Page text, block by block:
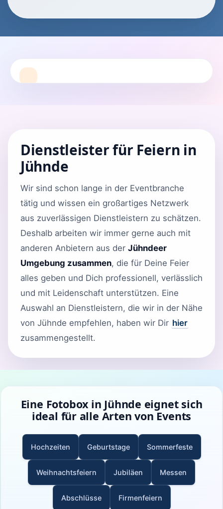
Dienstleister für Feiern in
Jühnde
Wir sind schon lange in der Eventbranche
tätig und wissen ein großartiges Netzwerk
aus zuverlässigen Dienstleistern zu schätzen.
Deshalb arbeiten wir immer gerne auch mit
anderen Anbietern aus der Jühndeer
Umgebung zusammen, die für Deine Feier
alles geben und Dich professionell, verlässlich
und mit Leidenschaft unterstützen. Eine
Auswahl an Dienstleistern, die wir in der Nähe
von Jühnde empfehlen, haben wir Dir hier
zusammengestellt.
Eine Fotobox in Jühnde eignet sich
ideal für alle Arten von Events
Hochzeiten Geburtstage Sommerfeste
Weihnachtsfeiern Jubiläen Messen
Abschlüsse Firmenfeiern